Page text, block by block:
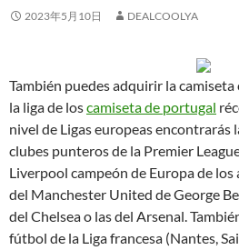
2023年5月10日 DEALCOOLYA
También puedes adquirir la
la liga de loscamiseta de portugal
nivel de Ligas europeas encontrarás
clubes punteros de la Premier
Liverpool campeón de Europa de los
del Manchester United de George
del Chelsea o las del Arsenal.
fútbol de la Liga francesa (Nantes,